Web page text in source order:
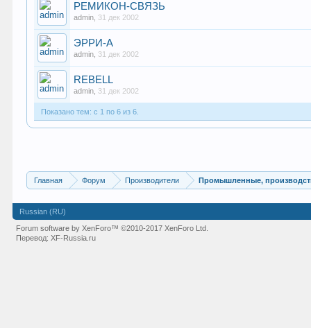
РЕМИКОН-СВЯЗЬ
admin 31 дек 2002
ЭРРИ-А
admin 31 дек 2002
REBELL
admin 31 дек 2002
Показано тем: с 1 по 6 из 6.
Главная Форум Производители Промышленные,
Russian (RU)
Forum software by XenForo™©2010-2017 XenForo Ltd.
Перевод:XF-Russia.ru